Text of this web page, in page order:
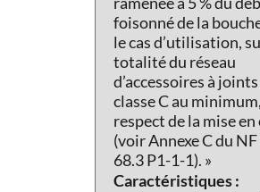
foisonné de la
le cas d’utilisation,
totalité du réseau
d’accessoires à
classe C au
respect de la mise
(voir Annexe C du
68.3 P1-1-1). »
Caractéristiques :